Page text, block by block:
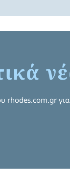
rhodes.com.gr